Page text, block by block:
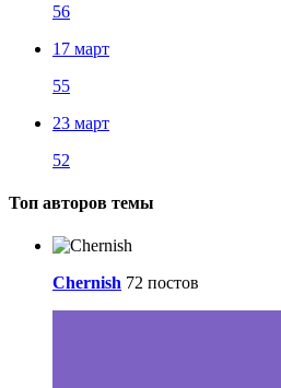
56
17 март
55
23 март
52
Топ авторов темы
Chernish 72 постов